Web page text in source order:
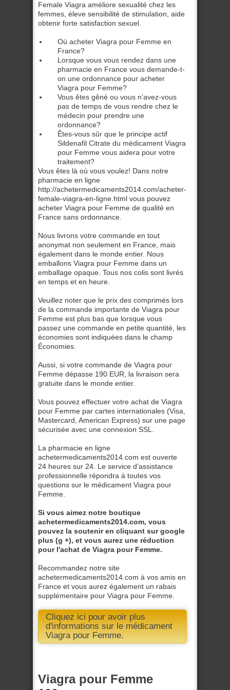
Female Viagra améliore sexualité chez les
femmes, éleve sensibilité de stimulation, aide
obtenir forte satisfaction sexuel.
Où acheter Viagra pour Femme en
France?
Lorsque vous vous rendez dans une
pharmacie en France vous demande-t-
on une ordonnance pour acheter
Viagra pour Femme?
Vous êtes gêné ou vous n’avez-vous
pas de temps de vous rendre chez le
médecin pour prendre une
ordonnance?
Êtes-vous sûr que le principe actif
Sildenafil Citrate du médicament Viagra
pour Femme vous aidera pour votre
traitement?
Vous êtes là où vous voulez! Dans notre
pharmacie en ligne
http://achetermedicaments2014.com/acheter-
female-viagra-en-ligne.html vous pouvez
acheter Viagra pour Femme de qualité en
France sans ordonnance.
Nous livrons votre commande en tout
anonymat non seulement en France, mais
également dans le monde entier. Nous
emballons Viagra pour Femme dans un
emballage opaque. Tous nos colis sont livrés
en temps et en heure.
Veuillez noter que le prix des comprimés lors
de la commande importante de Viagra pour
Femme est plus bas que lorsque vous
passez une commande en petite quantité, les
économies sont indiquées dans le champ
Économies.
Aussi, si votre commande de Viagra pour
Femme dépasse 190 EUR, la livraison sera
gratuite dans le monde entier.
Vous pouvez effectuer votre achat de Viagra
pour Femme par cartes internationales (Visa,
Mastercard, American Express) sur une page
sécurisée avec une connexion SSL.
La pharmacie en ligne
achetermedicaments2014.com est ouverte
24 heures sur 24. Le service d’assistance
professionnelle répondra à toutes vos
questions sur le médicament Viagra pour
Femme.
Si vous aimez notre boutique
achetermedicaments2014.com, vous
pouvez la soutenir en cliquant sur google
plus (g +), et vous aurez une réduction
pour l'achat de Viagra pour Femme.
Recommandez notre site
achetermedicaments2014.com à vos amis en
France et vous aurez également un rabais
supplémentaire pour Viagra pour Femme.
Cliquez ici pour avoir plus
d'informations sur le médicament
Viagra pour Femme.
Viagra pour Femme